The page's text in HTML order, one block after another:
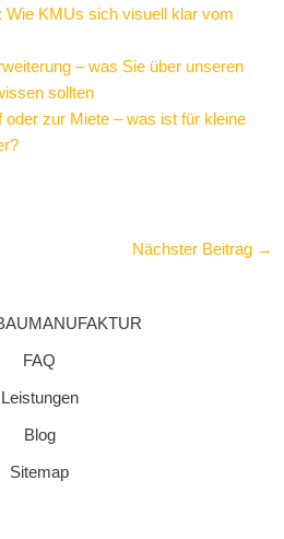
Wie KMUs sich visuell klar vom
– was Sie über unseren
sollten
zur Miete – was ist für kleine
Nächster Beitrag →
FAQ
Leistungen
Blog
Sitemap